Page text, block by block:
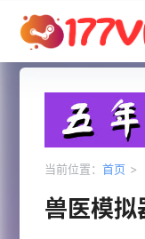
当前位置： 首页 >
兽医模